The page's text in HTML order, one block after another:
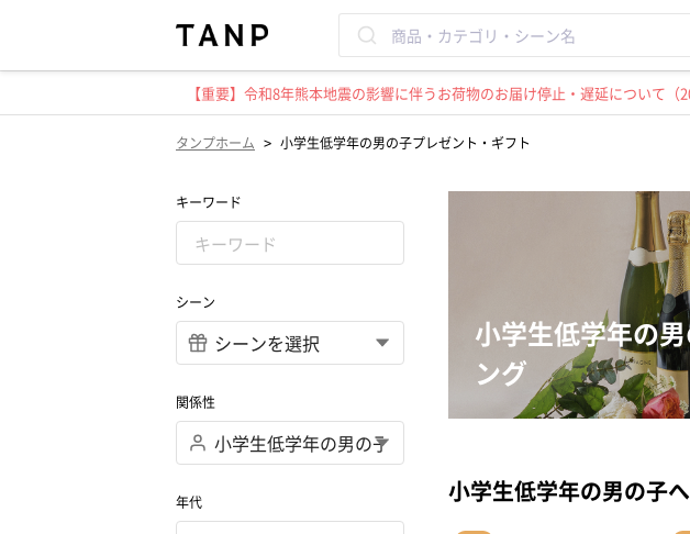
【重要】令和8年熊本地震の影響に伴うお荷物のお届け停止・遅延について（
タンプホーム > 小学生低学年の男の子プレゼント・ギフト
キーワード
シーン
関係性
年代
小学生低学年の
ング
小学生低学年の男の子